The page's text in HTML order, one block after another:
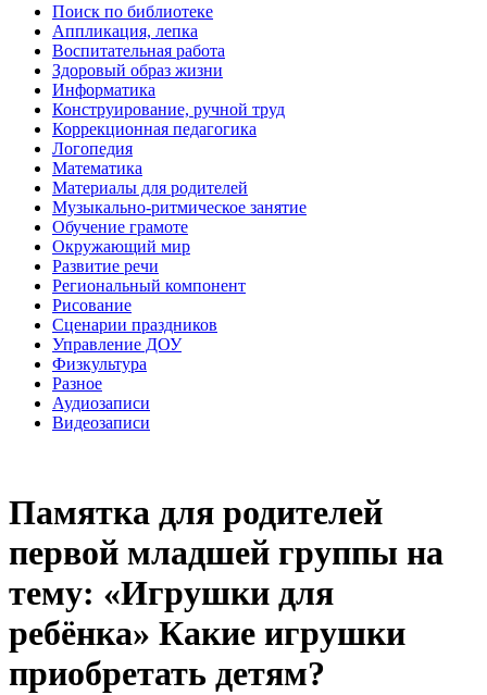
Поиск по библиотеке
Аппликация, лепка
Воспитательная работа
Здоровый образ жизни
Информатика
Конструирование, ручной труд
Коррекционная педагогика
Логопедия
Математика
Материалы для родителей
Музыкально-ритмическое занятие
Обучение грамоте
Окружающий мир
Развитие речи
Региональный компонент
Рисование
Сценарии праздников
Управление ДОУ
Физкультура
Разное
Аудиозаписи
Видеозаписи
Памятка для родителей
первой младшей группы на
тему: «Игрушки для
ребёнка» Какие игрушки
приобретать детям?